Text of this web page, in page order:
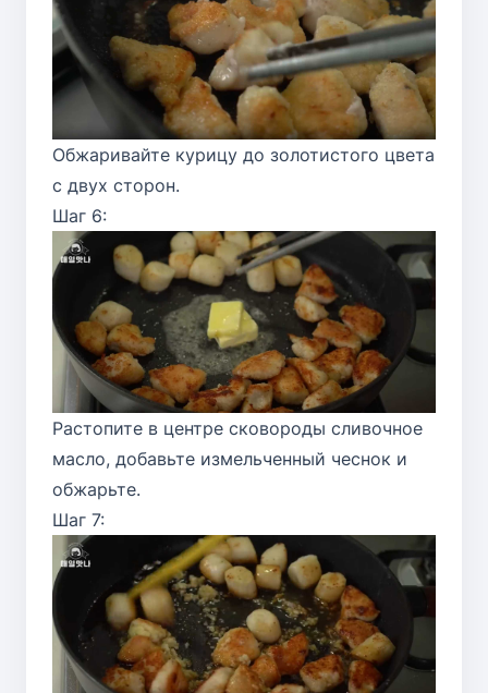
Обжаривайте курицу до золотистого цвета
с двух сторон.
Шаг 6:
Растопите в центре сковороды сливочное
масло, добавьте измельченный чеснок и
обжарьте.
Шаг 7: